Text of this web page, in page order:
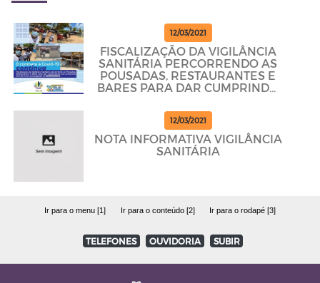
12/03/2021
FISCALIZAÇÃO DA VIGILÂNCIA
SANITÁRIA PERCORRENDO AS
POUSADAS, RESTAURANTES E
BARES PARA DAR CUMPRINDO
12/03/2021
NOTA INFORMATIVA VIGILÂNCIA
SANITÁRIA
Ir para o menu [1] Ir para o conteúdo [2] Ir para o rodapé [3]
TELEFONES OUVIDORIA SUBIR